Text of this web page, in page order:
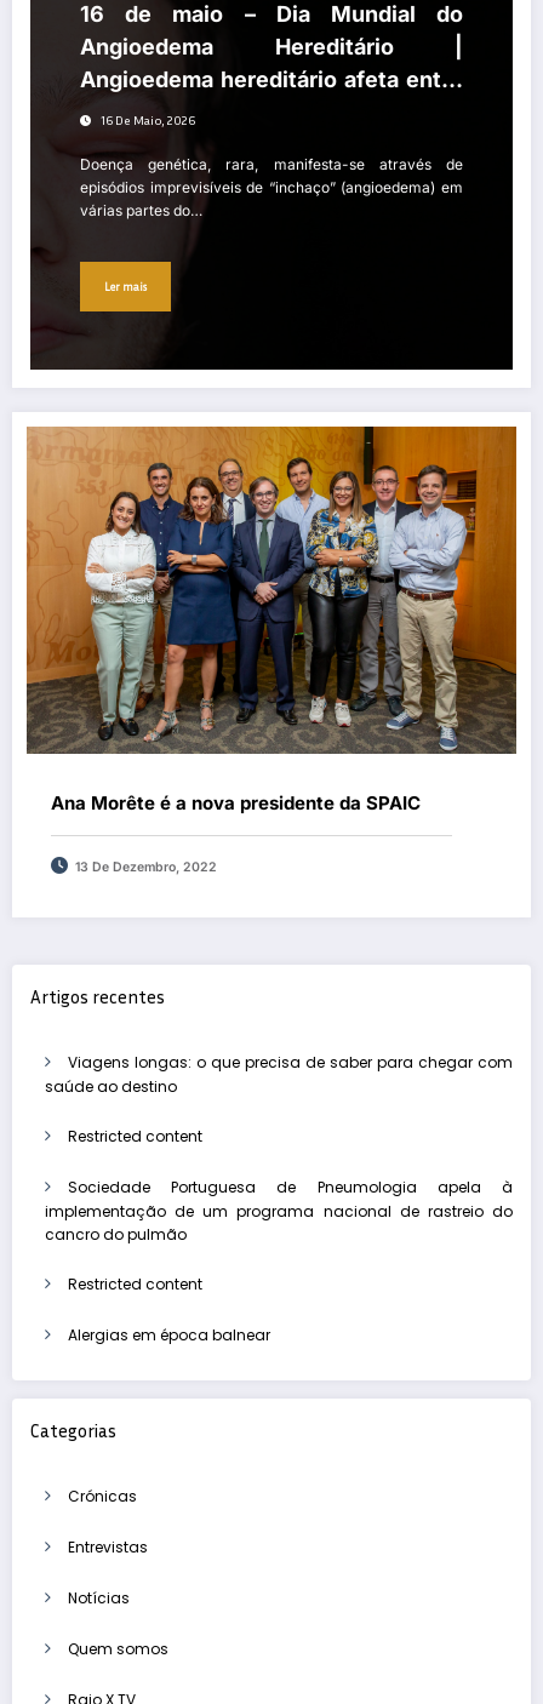
16 de maio – Dia Mundial do
Angioedema Hereditário |
Angioedema hereditário afeta entre
300 a 400 portugueses
16 De Maio, 2026
Doença genética, rara, manifesta-se através de
episódios imprevisíveis de “inchaço” (angioedema) em
várias partes do…
Ler mais
Ana Morête é a nova presidente da SPAIC
13 De Dezembro, 2022
Artigos recentes
Viagens longas: o que precisa de saber para chegar com
saúde ao destino
Restricted content
Sociedade Portuguesa de Pneumologia apela à
implementação de um programa nacional de rastreio do
cancro do pulmão
Restricted content
Alergias em época balnear
Categorias
Crónicas
Entrevistas
Notícias
Quem somos
Raio X TV